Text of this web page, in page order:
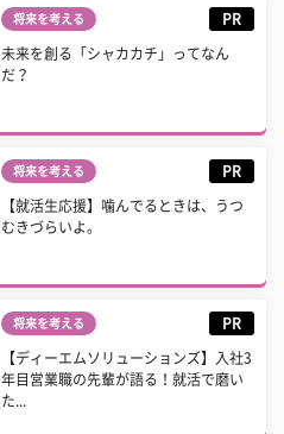
将来を考える PR
未来を創る「シャカカチ」ってなん
だ？
将来を考える PR
【就活生応援】噛んでるときは、うつ
むきづらいよ。
将来を考える PR
【ディーエムソリューションズ】入社3
年目営業職の先輩が語る！就活で磨い
た...